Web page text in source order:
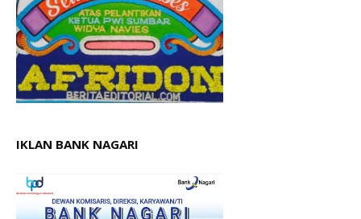
IKLAN BANK NAGARI